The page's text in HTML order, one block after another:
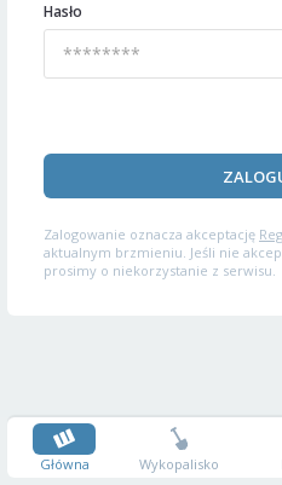
Hasło
Zalogowanie oznacza akceptację
aktualnym brzmieniu. Jeśli nie
prosimy o niekorzystanie z serwisu.
Główna Wykopalisko